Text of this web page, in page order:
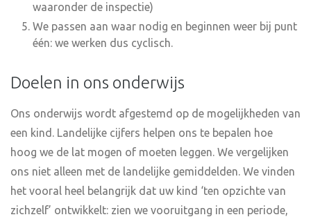
waaronder de inspectie)
We passen aan waar nodig en beginnen weer bij punt
één: we werken dus cyclisch.
Doelen in ons onderwijs
Ons onderwijs wordt afgestemd op de mogelijkheden van
een kind. Landelijke cijfers helpen ons te bepalen hoe
hoog we de lat mogen of moeten leggen. We vergelijken
ons niet alleen met de landelijke gemiddelden. We vinden
het vooral heel belangrijk dat uw kind ‘ten opzichte van
zichzelf’ ontwikkelt: zien we vooruitgang in een periode,